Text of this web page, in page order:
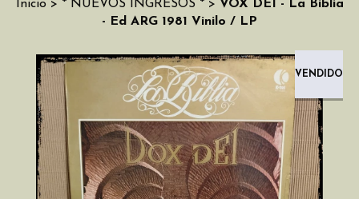
Inicio > * NUEVOS INGRESOS * > VOX DEI - La Biblia
- Ed ARG 1981 Vinilo / LP
VENDIDO